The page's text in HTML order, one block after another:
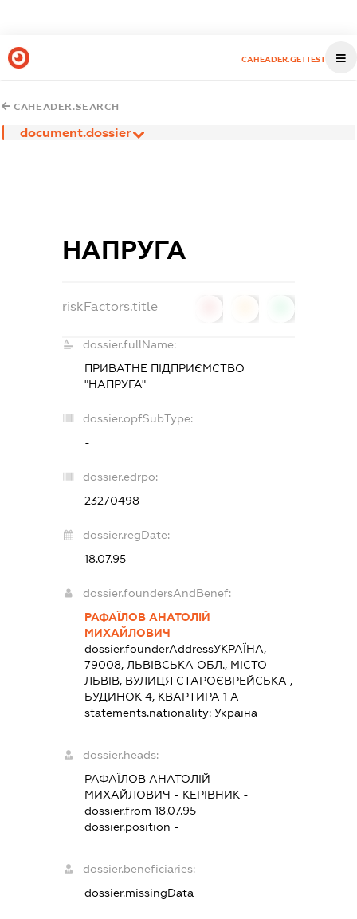
CAHEADER.GETTEST
CAHEADER.SEARCH
document.dossier
НАПРУГА
riskFactors.title
dossier.fullName:
ПРИВАТНЕ ПІДПРИЄМСТВО
"НАПРУГА"
dossier.opfSubType:
-
dossier.edrpo:
23270498
dossier.regDate:
18.07.95
dossier.foundersAndBenef:
РАФАЇЛОВ АНАТОЛІЙ
МИХАЙЛОВИЧ
dossier.founderAddressУКРАЇНА,
79008, ЛЬВІВСЬКА ОБЛ., МІСТО
ЛЬВІВ, ВУЛИЦЯ СТАРОЄВРЕЙСЬКА ,
БУДИНОК 4, КВАРТИРА 1 А
statements.nationality:Україна
dossier.heads:
РАФАЇЛОВ АНАТОЛІЙ
МИХАЙЛОВИЧ - КЕРІВНИК -
dossier.from 18.07.95
dossier.position -
dossier.beneficiaries:
dossier.missingData